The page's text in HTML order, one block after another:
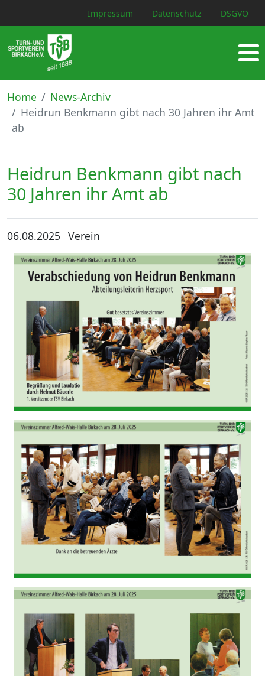
Impressum Datenschutz DSGVO
Home
News-Archiv
Heidrun Benkmann gibt nach 30 Jahren ihr Amt
ab
Heidrun Benkmann gibt nach
30 Jahren ihr Amt ab
06.08.2025 Verein